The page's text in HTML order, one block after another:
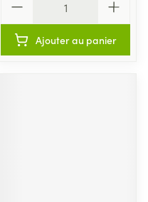
Ajouter au panier